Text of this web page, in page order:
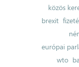
közös
brexit
európai
wto